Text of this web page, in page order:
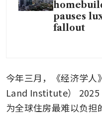
pauses
fallout
今年三月，《经济学
Land Institute） 2025
为全球住房最难以负担